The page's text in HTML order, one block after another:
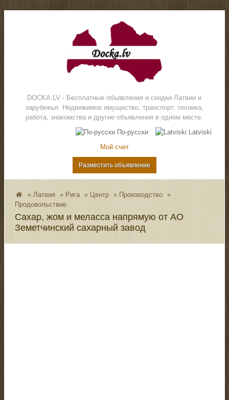
DOCKA.LV - Бесплатные объявления и скидки Латвии и
зарубежья. Недвижимое имущество, транспорт, техника,
работа, знакомства и другие объявления в одном месте.
По-русски
Latviski
Мой счет
Разместить объявление
»Латвия » Рига » Центр » Производство »
Продовольствие
Сахар, жом и меласса напрямую от АО
Земетчинский сахарный завод